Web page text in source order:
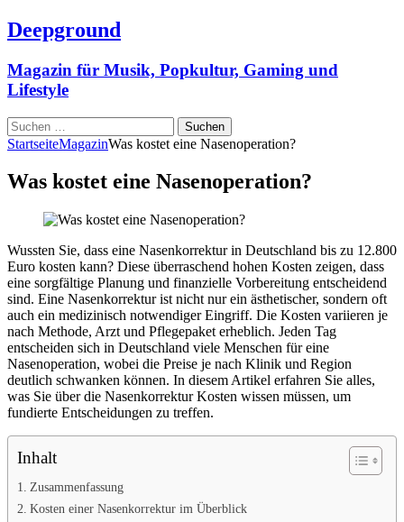
Deepground
Magazin für Musik, Popkultur, Gaming und
Lifestyle
Suchen
nach:
StartseiteMagazinWas kostet eine Nasenoperation?
Was kostet eine Nasenoperation?
Wussten Sie, dass eine Nasenkorrektur in Deutschland bis zu 12.800
Euro kosten kann? Diese überraschend hohen Kosten zeigen, dass
eine sorgfältige Planung und finanzielle Vorbereitung entscheidend
sind. Eine Nasenkorrektur ist nicht nur ein ästhetischer, sondern oft
auch ein medizinisch notwendiger Eingriff. Die Kosten variieren je
nach Methode, Arzt und Pflegepaket erheblich. Jeden Tag
entscheiden sich in Deutschland viele Menschen für eine
Nasenoperation, wobei die Preise je nach Klinik und Region
deutlich schwanken können. In diesem Artikel erfahren Sie alles,
was Sie über die Nasenkorrektur Kosten wissen müssen, um
fundierte Entscheidungen zu treffen.
Inhalt
Zusammenfassung
Kosten einer Nasenkorrektur im Überblick